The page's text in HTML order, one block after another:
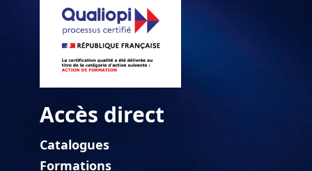
Accès direct
Catalogues
Formations